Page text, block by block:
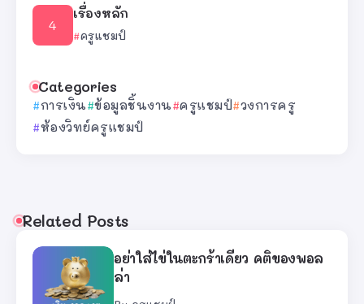
เรื่องหลัก
ครูแชมป์
Categories
การเงิน ข้อมูลชิ้นงาน ครูแชมป์ วงการครู
ห้องวิทย์ครูแชมป์
Related Posts
อย่าใส่ไข่ในตะกร้าเดียว คติของพอล
ล่า